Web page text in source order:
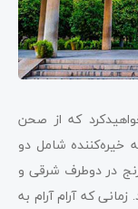
که از صحن
خیره‌کننده شامل دو
در دوطرف شرقی و
که آرام آرام به